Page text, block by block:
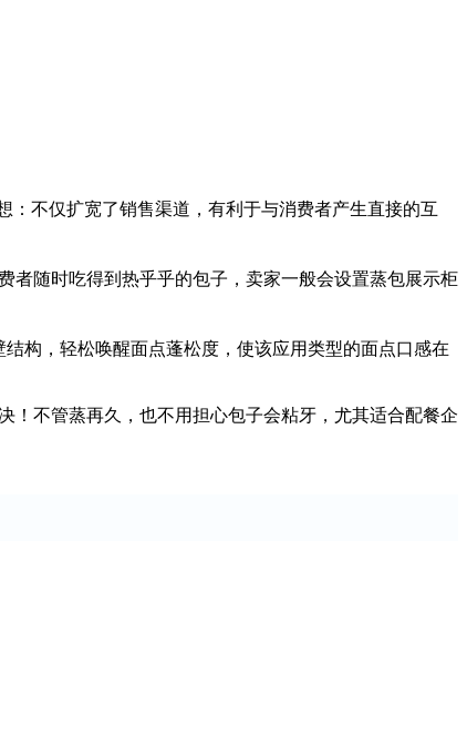
：不仅扩宽了销售渠道，有利于与消费者产生直接的互
者随时吃得到热乎乎的包子，卖家一般会设置蒸包展示柜
构，轻松唤醒面点蓬松度，使该应用类型的面点口感在
！不管蒸再久，也不用担心包子会粘牙，尤其适合配餐企